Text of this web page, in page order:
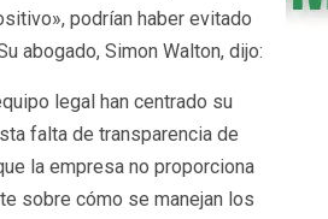
podrían haber evitado
abogado, Simon Walton, dijo:
legal han centrado su
falta de transparencia de
la empresa no proporciona
sobre cómo se manejan los